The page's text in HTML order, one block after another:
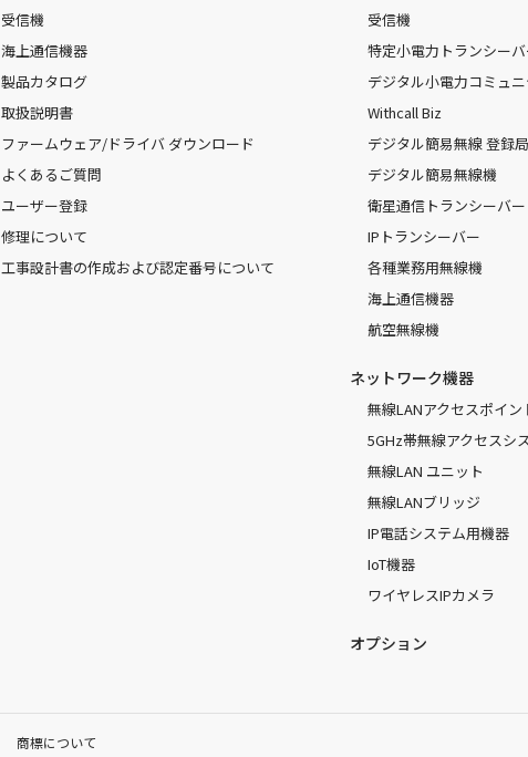
受信機
海上通信機器
製品カタログ
取扱説明書
ファームウェア/ドライバ ダウンロード
よくあるご質問
ユーザー登録
修理について
工事設計書の作成および認定番号について
受信機
特定小電力トランシー
デジタル小電力コミュ
Withcall Biz
デジタル簡易無線 登録
デジタル簡易無線機
衛星通信トランシーバー
IPトランシーバー
各種業務用無線機
海上通信機器
航空無線機
ネットワーク機器
無線LANアクセスポイン
5GHz帯無線アクセスシ
無線LAN ユニット
無線LANブリッジ
IP電話システム用機器
IoT機器
ワイヤレスIPカメラ
オプション
商標について